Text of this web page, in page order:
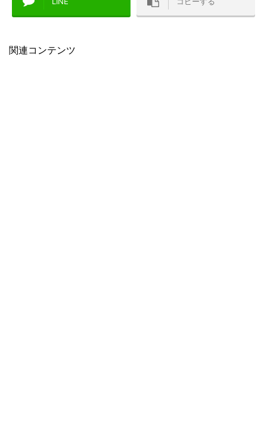
関連コンテンツ